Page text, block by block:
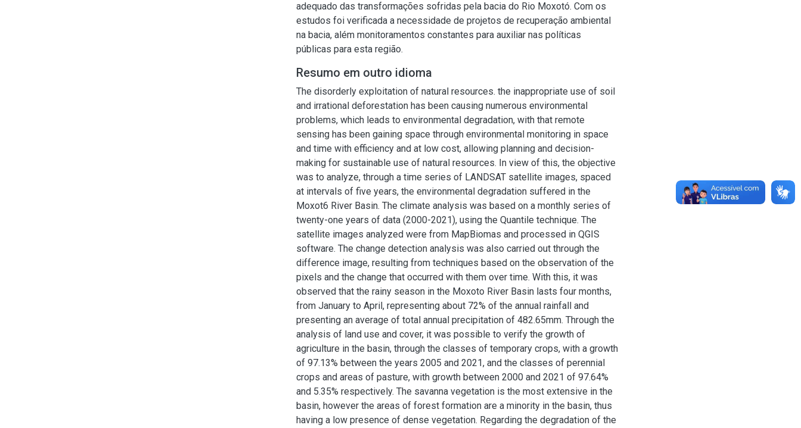
adequado das transformações sofridas pela bacia do Rio Moxotó. Com os
estudos foi verificada a necessidade de projetos de recuperação ambiental
na bacia, além monitoramentos constantes para auxiliar nas políticas
públicas para esta região.
Resumo em outro idioma
The disorderly exploitation of natural resources. the inappropriate use of soil
and irrational deforestation has been causing numerous environmental
problems, which leads to environmental degradation, with that remote
sensing has been gaining space through environmental monitoring in space
and time with efficiency and at low cost, allowing planning and decision-
making for sustainable use of natural resources. In view of this, the objective
was to analyze, through a time series of LANDSAT satellite images, spaced
at intervals of five years, the environmental degradation suffered in the
Moxot6 River Basin. The climate analysis was based on a monthly series of
twenty-one years of data (2000-2021), using the Quantile technique. The
satellite images analyzed were from MapBiomas and processed in QGIS
software. The change detection analysis was also carried out through the
difference image, resulting from techniques based on the observation of the
pixels and the change that occurred with them over time. With this, it was
observed that the rainy season in the Moxoto River Basin lasts four months,
from January to April, representing about 72% of the annual rainfall and
presenting an average of total annual precipitation of 482.65mm. Through the
analysis of land use and cover, it was possible to verify the growth of
agriculture in the basin, through the classes of temporary crops, with a growth
of 97.13% between the years 2005 and 2021, and the classes of perennial
crops and areas of pasture, with growth between 2000 and 2021 of 97.64%
and 5.35% respectively. The savanna vegetation is the most extensive in the
basin, however the areas of forest formation are a minority in the basin, thus
having a low presence of dense vegetation. Regarding the degradation of the